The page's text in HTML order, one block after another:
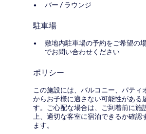
バー / ラウンジ
駐車場
敷地内駐車場の予約をご希望の
でお問い合わせください
ポリシー
この施設には、バルコニー、パティ
からお子様に適さない可能性がある
す。ご心配な場合は、ご到着前に施
上、適切な客室に宿泊できるか確認
ます。